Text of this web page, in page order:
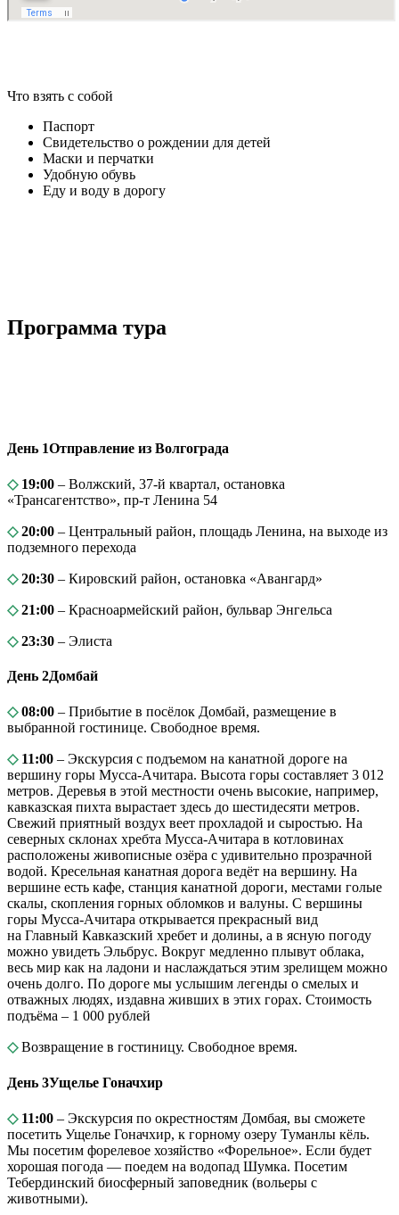
Что взять с собой
Паспорт
Свидетельство о рождении для детей
Маски и перчатки
Удобную обувь
Еду и воду в дорогу
Программа тура
День 1Отправление из Волгограда
◇19:00 – Волжский, 37-й квартал, остановка
«Трансагентство», пр-т Ленина 54
◇20:00 – Центральный район, площадь Ленина, на выходе из
подземного перехода
◇20:30 – Кировский район, остановка «Авангард»
◇21:00 – Красноармейский район, бульвар Энгельса
◇23:30 – Элиста
День 2Домбай
◇ 08:00 – Прибытие в посёлок Домбай, размещение в
выбранной гостинице. Свободное время.
◇ 11:00 – Экскурсия с подъемом на канатной дороге на
вершину горы Мусса-Ачитара. Высота горы составляет 3 012
метров. Деревья в этой местности очень высокие, например,
кавказская пихта вырастает здесь до шестидесяти метров.
Свежий приятный воздух веет прохладой и сыростью. На
северных склонах хребта Мусса-Ачитара в котловинах
расположены живописные озёра с удивительно прозрачной
водой. Кресельная канатная дорога ведёт на вершину. На
вершине есть кафе, станция канатной дороги, местами голые
скалы, скопления горных обломков и валуны. С вершины
горы Мусса-Ачитара открывается прекрасный вид
на Главный Кавказский хребет и долины, а в ясную погоду
можно увидеть Эльбрус. Вокруг медленно плывут облака,
весь мир как на ладони и наслаждаться этим зрелищем можно
очень долго. По дороге мы услышим легенды о смелых и
отважных людях, издавна живших в этих горах. Стоимость
подъёма – 1 000 рублей
◇ Возвращение в гостиницу. Свободное время.
День 3Ущелье Гоначхир
◇ 11:00 – Экскурсия по окрестностям Домбая, вы сможете
посетить Ущелье Гоначхир, к горному озеру Туманлы кёль.
Мы посетим форелевое хозяйство «Форельное». Если будет
хорошая погода — поедем на водопад Шумка. Посетим
Тебердинский биосферный заповедник (вольеры с
животными).